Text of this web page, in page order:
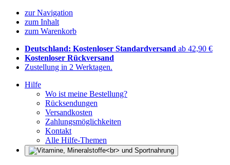
zur Navigation
zum Inhalt
zum Warenkorb
Deutschland: Kostenloser Standardversand ab 42,90 €
Kostenloser Rückversand
Zustellung in 2 Werktagen.
Hilfe
Wo ist meine Bestellung?
Rücksendungen
Versandkosten
Zahlungsmöglichkeiten
Kontakt
Alle Hilfe-Themen